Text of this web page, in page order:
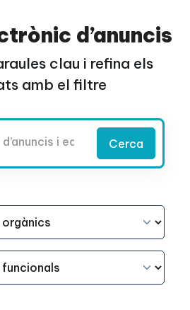
d’anuncis
clau i refina els
amb el filtre
Cerca